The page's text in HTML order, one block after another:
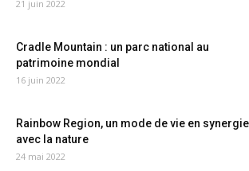
21 juin 2022
Cradle Mountain : un parc national au
patrimoine mondial
16 juin 2022
Rainbow Region, un mode de vie en synergie
avec la nature
24 mai 2022